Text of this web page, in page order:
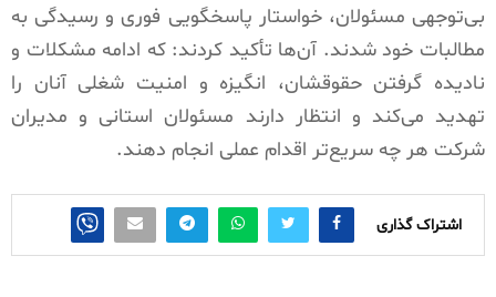
بی‌توجهی مسئولان، خواستار پاسخگویی فوری و رسیدگی به
مطالبات خود شدند. آن‌ها تأکید کردند: که ادامه مشکلات و
نادیده گرفتن حقوقشان، انگیزه و امنیت شغلی آنان را
تهدید می‌کند و انتظار دارند مسئولان استانی و مدیران
شرکت هر چه سریع‌تر اقدام عملی انجام دهند.
اشتراک گذاری